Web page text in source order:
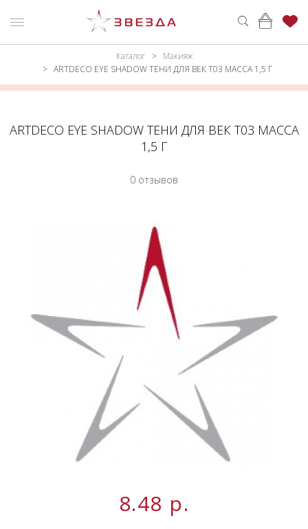
ВОЙТИ
МАКИЯЖ
НОВИНКИ
Каталог
Макияж
ARTDECO EYE SHADOW ТЕНИ ДЛЯ ВЕК Т03 МАССА 1,5 Г
ARTDECO EYE SHADOW ТЕНИ ДЛЯ ВЕК Т03 МАССА
1,5 Г
0 отзывов
8.48 р.